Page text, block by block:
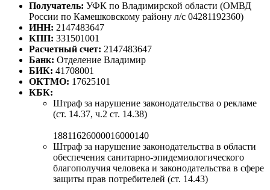
Получатель: УФК по Владимирской области (ОМВД
России по Камешковскому району л/с 04281192360)
ИНН: 2147483647
КПП: 331501001
Расчетный счет: 2147483647
Банк: Отделение Владимир
БИК: 41708001
ОКТМО: 17625101
КБК:
Штраф за нарушение законодательства о рекламе
(ст. 14.37, ч.2 ст. 14.38)
18811626000016000140
Штраф за нарушение законодательства в области
обеспечения санитарно-эпидемиологического
благополучия человека и законодательства в сфере
защиты прав потребителей (ст. 14.43)